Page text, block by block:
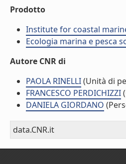
Prodotto
Institute for coastal
Ecologia marina e pesca
Autore CNR di
PAOLA RINELLI(Unità di
FRANCESCO PERDICHIZZI
DANIELA GIORDANO
data.CNR.it